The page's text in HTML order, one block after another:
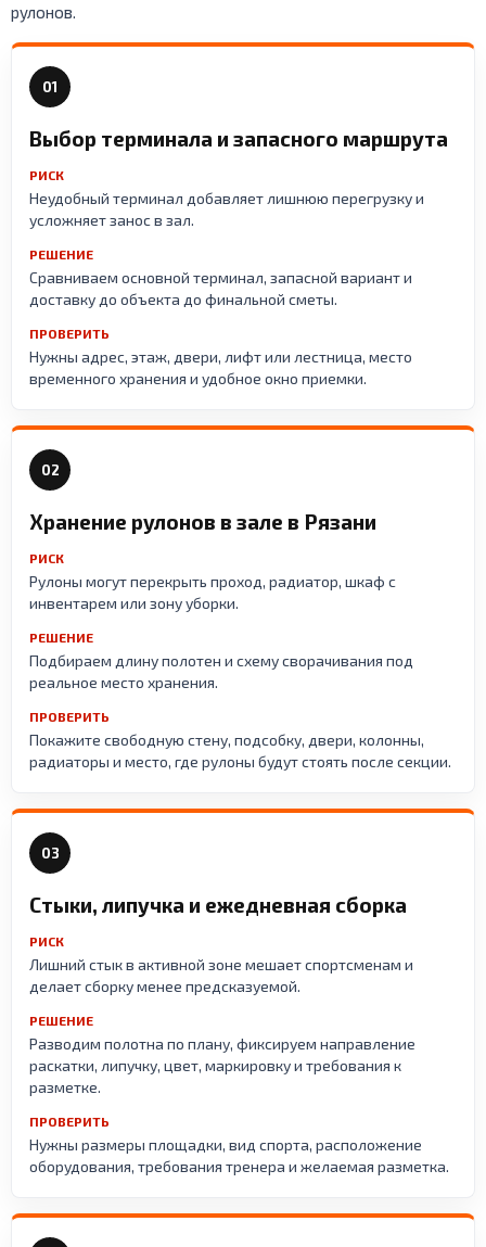
рулонов.
01
Выбор терминала и запасного маршрута
РИСК
Неудобный терминал добавляет лишнюю перегрузку и
усложняет занос в зал.
РЕШЕНИЕ
Сравниваем основной терминал, запасной вариант и
доставку до объекта до финальной сметы.
ПРОВЕРИТЬ
Нужны адрес, этаж, двери, лифт или лестница, место
временного хранения и удобное окно приемки.
02
Хранение рулонов в зале в Рязани
РИСК
Рулоны могут перекрыть проход, радиатор, шкаф с
инвентарем или зону уборки.
РЕШЕНИЕ
Подбираем длину полотен и схему сворачивания под
реальное место хранения.
ПРОВЕРИТЬ
Покажите свободную стену, подсобку, двери, колонны,
радиаторы и место, где рулоны будут стоять после секции.
03
Стыки, липучка и ежедневная сборка
РИСК
Лишний стык в активной зоне мешает спортсменам и
делает сборку менее предсказуемой.
РЕШЕНИЕ
Разводим полотна по плану, фиксируем направление
раскатки, липучку, цвет, маркировку и требования к
разметке.
ПРОВЕРИТЬ
Нужны размеры площадки, вид спорта, расположение
оборудования, требования тренера и желаемая разметка.